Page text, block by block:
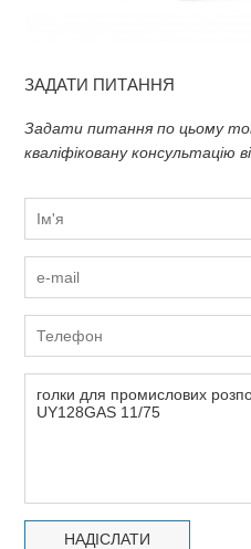
ЗАДАТИ ПИТАННЯ
Задати питання по цьому
кваліфіковану консультацію